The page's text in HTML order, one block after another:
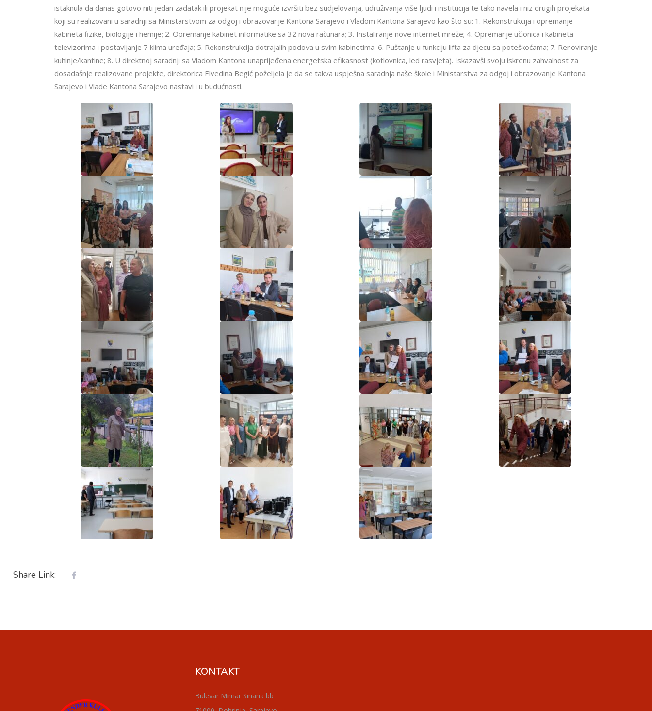
istaknula da danas gotovo niti jedan zadatak ili projekat nije moguće izvršiti bez sudjelovanja, udruživanja više ljudi i institucija te tako navela i niz drugih projekata
koji su realizovani u saradnji sa Ministarstvom za odgoj i obrazovanje Kantona Sarajevo i Vladom Kantona Sarajevo kao što su: 1. Rekonstrukcija i opremanje
kabineta fizike, biologije i hemije; 2. Opremanje kabinet informatike sa 32 nova računara; 3. Instaliranje nove internet mreže; 4. Opremanje učionica i kabineta
televizorima i postavljanje 7 klima uređaja; 5. Rekonstrukcija dotrajalih podova u svim kabinetima; 6. Puštanje u funkciju lifta za djecu sa poteškoćama; 7. Renoviranje
kuhinje/kantine; 8. U direktnoj saradnji sa Vladom Kantona unaprijeđena energetska efikasnost (kotlovnica, led rasvjeta). Iskazavši svoju iskrenu zahvalnost za
dosadašnje realizovane projekte, direktorica Elvedina Begić poželjela je da se takva uspješna saradnja naše škole i Ministarstva za odgoj i obrazovanje Kantona
Sarajevo i Vlade Kantona Sarajevo nastavi i u budućnosti.
Share Link:
KONTAKT
Bulevar Mimar Sinana bb